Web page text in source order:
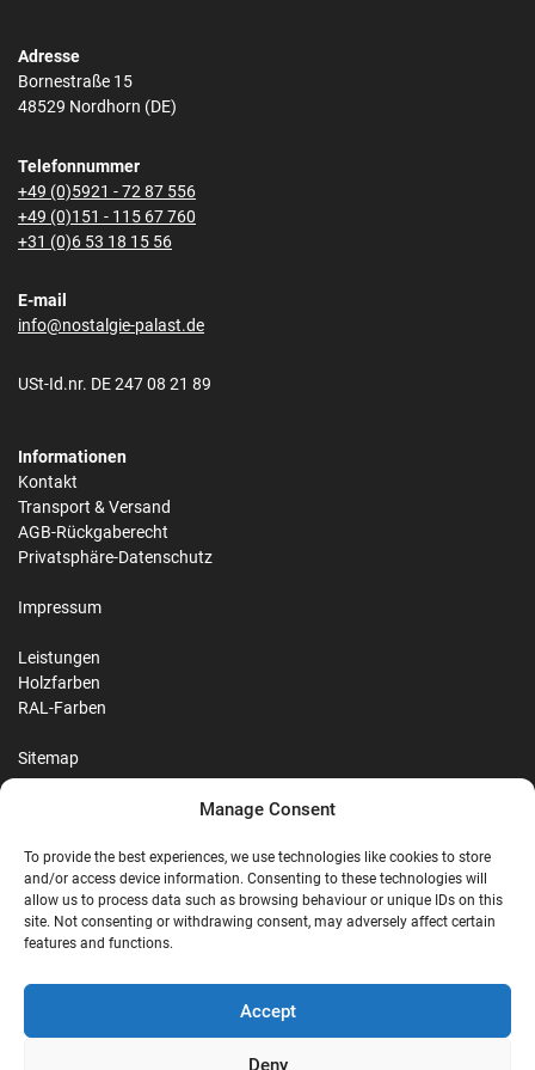
Manage Consent
To provide the best experiences, we use technologies like cookies to store
and/or access device information. Consenting to these technologies will
allow us to process data such as browsing behaviour or unique IDs on this
site. Not consenting or withdrawing consent, may adversely affect certain
features and functions.
Accept
Deny
Adresse
Bornestraße 15
48529 Nordhorn (DE)
Telefonnummer
+49 (0)5921 - 72 87 556
+49 (0)151 - 115 67 760
+31 (0)6 53 18 15 56
E-mail
info@nostalgie-palast.de
USt-Id.nr. DE 247 08 21 89
Informationen
Kontakt
Transport & Versand
AGB-Rückgaberecht
Privatsphäre-Datenschutz
Impressum
Leistungen
Holzfarben
RAL-Farben
Sitemap
G Google Reviews